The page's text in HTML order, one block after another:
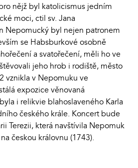
nějž byl katolicismus jedním
moci, ctil sv. Jana
Nepomucký byl nejen patronem
se Habsburkové osobně
a svatořečení, měli ho ve
jeho hrob i rodiště, město
vznikla v Nepomuku ve
expozice věnovaná
i relikvie blahoslaveného Karla
českého krále. Koncert bude
Terezii, která navštívila Nepomuk
českou královnu (1743).